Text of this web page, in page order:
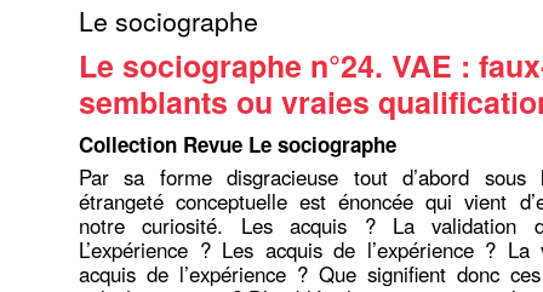
Le sociographe
Le sociographe n°24. VAE :
semblants ou vraies
Collection Revue Le sociographe
Par sa forme disgracieuse tout d’abord sous
étrangeté conceptuelle est énoncée qui vient
notre curiosité. Les acquis ? La validation
L’expérience ? Les acquis de l’expérience ? La
acquis de l’expérience ? Que signifient donc